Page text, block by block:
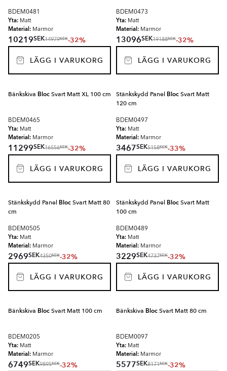
BDEM0481
Yta: Matt
Material: Marmor
10219SEK14979SEK-32%
LÄGG I VARUKORG
BDEM0473
Yta: Matt
Material: Marmor
13096SEK19188SEK-32%
LÄGG I VARUKORG
Bänkskiva BlocSvart Matt XL 100 cm
BDEM0465
Yta: Matt
Material: Marmor
11299SEK16556SEK-32%
LÄGG I VARUKORG
Stänkskydd Panel BlocSvart Matt
120 cm
BDEM0497
Yta: Matt
Material: Marmor
3467SEK5158SEK-33%
LÄGG I VARUKORG
Stänkskydd Panel BlocSvart Matt 80
cm
BDEM0505
Yta: Matt
Material: Marmor
2969SEK4350SEK-32%
LÄGG I VARUKORG
Stänkskydd Panel BlocSvart Matt
100 cm
BDEM0489
Yta: Matt
Material: Marmor
3229SEK4737SEK-32%
LÄGG I VARUKORG
Bänkskiva BlocSvart Matt 100 cm
BDEM0205
Yta: Matt
Material: Marmor
6749SEK9895SEK-32%
Bänkskiva BlocSvart Matt 80 cm
BDEM0097
Yta: Matt
Material: Marmor
5577SEK8171SEK-32%